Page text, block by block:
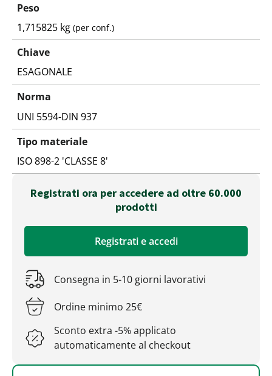
Peso
1,715825 kg(per conf.)
Chiave
ESAGONALE
Norma
UNI 5594-DIN 937
Tipo materiale
ISO 898-2 'CLASSE 8'
Registrati ora per accedere ad oltre 60.000
prodotti
Registrati e accedi
Consegna in 5-10 giorni lavorativi
Ordine minimo 25€
Sconto extra -5% applicato
automaticamente al checkout